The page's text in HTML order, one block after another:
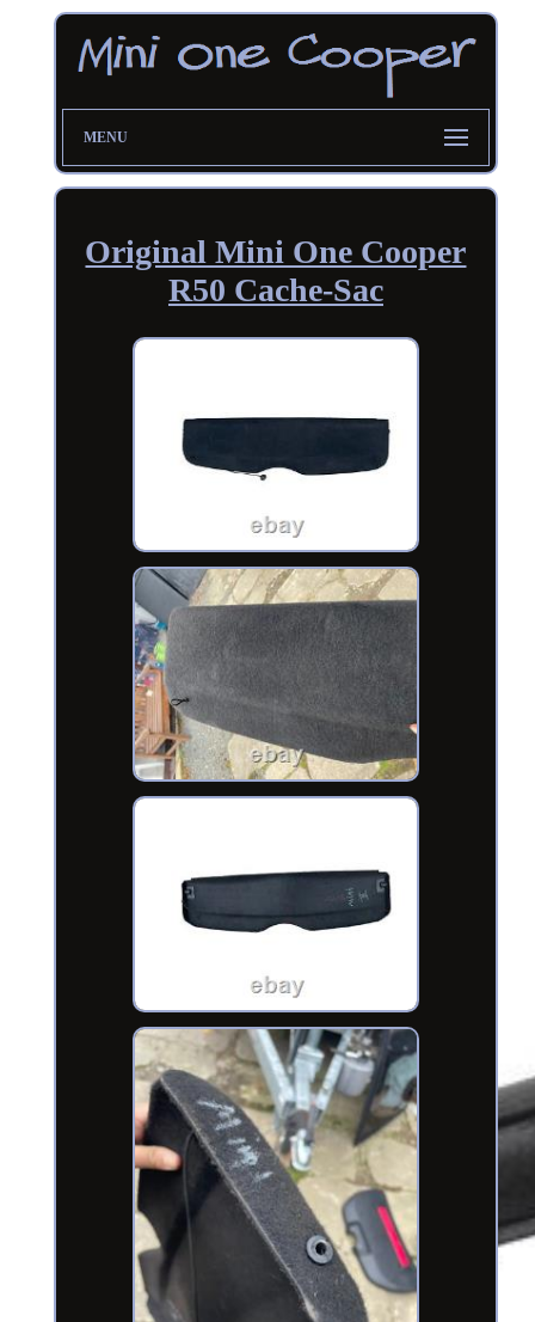
MENU
Original Mini One Cooper
R50 Cache-Sac